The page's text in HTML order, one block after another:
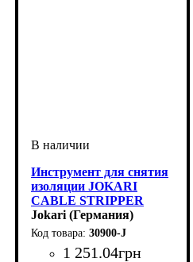
Инструмент для снятия
изоляции JOKARI
CABLE STRIPPER
"ALLROUNDER" Ø 4 -
15 мм I 5/32“ - 19/32“
max 15 мм 19/32“ Breite
Jokari (Германия)
30900-J
1 251.04грн